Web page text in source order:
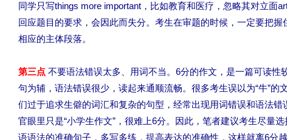
同学只写things more important，比如教育和医疗，忽略其对立面
回应题目的要求，会因此而失分。考生在审题的时候，一定要把
相应的主体段落。
第三点 不要语法错误太多、用词不当。6分的作文，是一篇可读性
句为辅，语法错误很少，读起来通顺流畅。很多考生误以为“牛”的
们过于追求生僻的词汇和复杂的句型，经常出现用词错误和语法
官眼里只是“小学生作文”，很难上6分。因此，笔者建议考生尽量
语语法的准确句子，多写多练，提高表达的准确性，这样就离6分越